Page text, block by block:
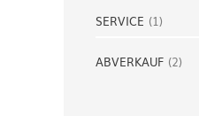
SERVICE (1)
ABVERKAUF (2)